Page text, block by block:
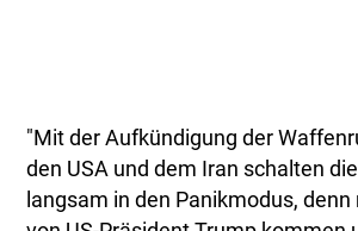
"Mit der Aufkündigung der
den USA und dem Iran schalten
langsam in den Panikmodus,